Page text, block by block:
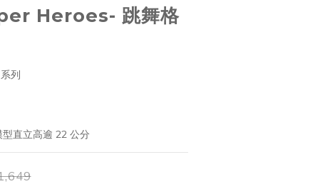
Heroes- 跳舞格
列
直立高逾 22 公分